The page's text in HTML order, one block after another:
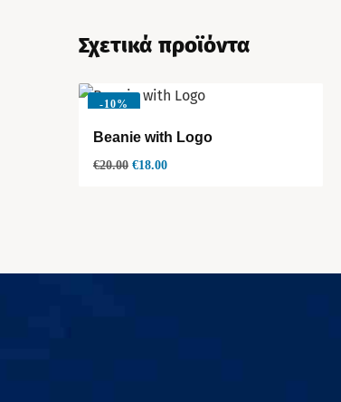
Σχετικά προϊόντα
-10%
Beanie with Logo
€20.00 €18.00